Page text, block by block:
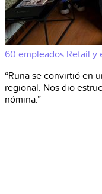
60 empleados Retail y
“Runa se convirtió en
regional. Nos dio
nómina.”